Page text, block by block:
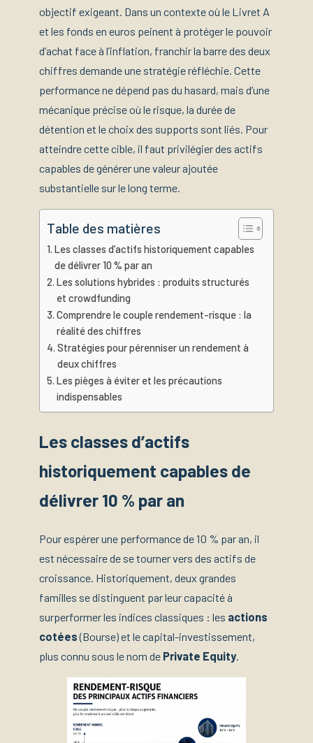
objectif exigeant. Dans un contexte où le Livret A
et les fonds en euros peinent à protéger le pouvoir
d’achat face à l’inflation, franchir la barre des deux
chiffres demande une stratégie réfléchie. Cette
performance ne dépend pas du hasard, mais d’une
mécanique précise où le risque, la durée de
détention et le choix des supports sont liés. Pour
atteindre cette cible, il faut privilégier des actifs
capables de générer une valeur ajoutée
substantielle sur le long terme.
Table des matières
Les classes d’actifs historiquement capables
de délivrer 10 % par an
Les solutions hybrides : produits structurés
et crowdfunding
Comprendre le couple rendement-risque : la
réalité des chiffres
Stratégies pour pérenniser un rendement à
deux chiffres
Les pièges à éviter et les précautions
indispensables
Les classes d’actifs
historiquement capables de
délivrer 10 % par an
Pour espérer une performance de 10 % par an, il
est nécessaire de se tourner vers des actifs de
croissance. Historiquement, deux grandes
familles se distinguent par leur capacité à
surperformer les indices classiques : les actions
cotées(Bourse) et le capital-investissement,
plus connu sous le nom de Private Equity.